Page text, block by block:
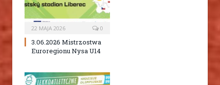
22 MAJA 2026 0
3.06.2026 Mistrzostwa
Euroregionu Nysa U14